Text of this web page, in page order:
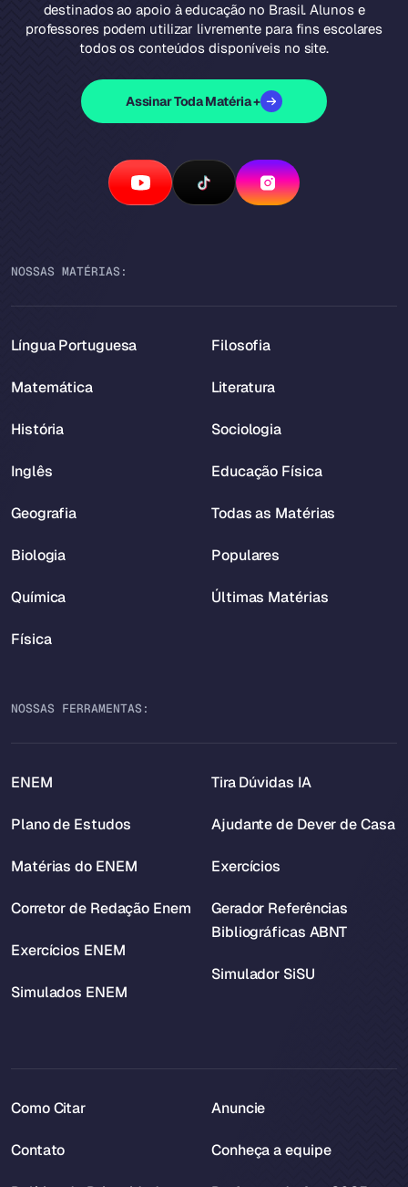
destinados ao apoio à educação no Brasil. Alunos e
professores podem utilizar livremente para fins escolares
todos os conteúdos disponíveis no site.
Assinar Toda Matéria +
NOSSAS MATÉRIAS:
Língua Portuguesa
Matemática
História
Inglês
Geografia
Biologia
Química
Física
Filosofia
Literatura
Sociologia
Educação Física
Todas as Matérias
Populares
Últimas Matérias
NOSSAS FERRAMENTAS:
ENEM
Plano de Estudos
Matérias do ENEM
Corretor de Redação Enem
Exercícios ENEM
Simulados ENEM
Tira Dúvidas IA
Ajudante de Dever de Casa
Exercícios
Gerador Referências
Bibliográficas ABNT
Simulador SiSU
Como Citar
Contato
Anuncie
Conheça a equipe